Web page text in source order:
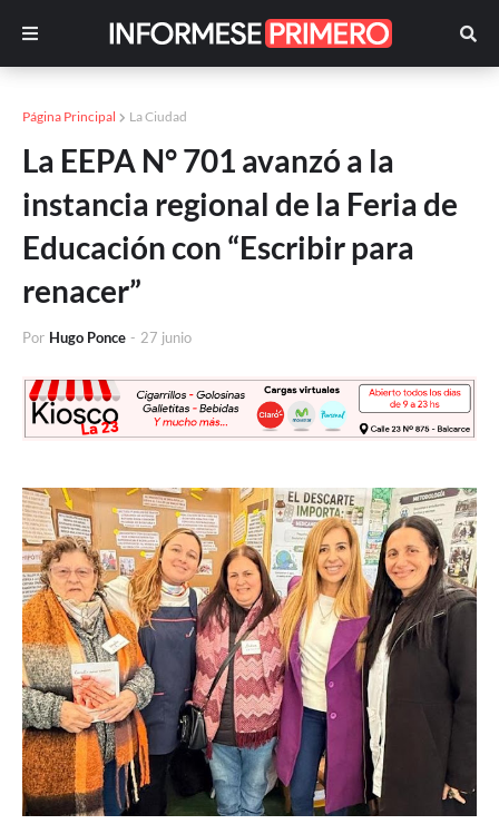
Página Principal La Ciudad
La EEPA N° 701 avanzó a la
instancia regional de la Feria de
Educación con “Escribir para
renacer”
Por Hugo Ponce - 27 junio